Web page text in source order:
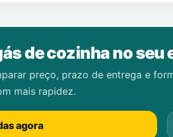
de cozinha no seu
preço, prazo de entrega e
mais rapidez.
agora